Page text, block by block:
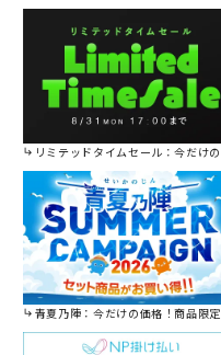
リミテッドタイムセール：今だけの限定セール。
青夏乃陣：今だけの価格！商品限定セール開催中です。